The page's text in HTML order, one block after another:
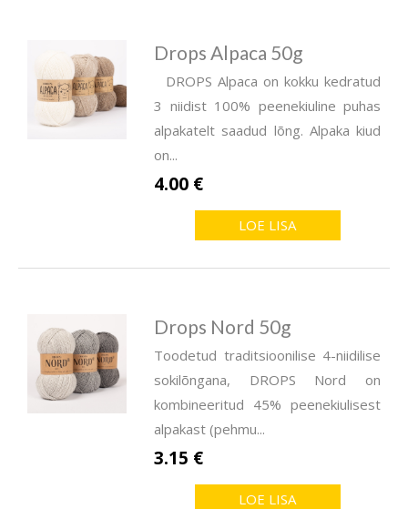
Drops Alpaca 50g
DROPS Alpaca on kokku kedratud
3 niidist 100% peenekiuline puhas
alpakatelt saadud lõng. Alpaka kiud
on...
4.00 €
LOE LISA
Drops Nord 50g
Toodetud traditsioonilise 4-niidilise
sokilõngana, DROPS Nord on
kombineeritud 45% peenekiulisest
alpakast (pehmu...
3.15 €
LOE LISA